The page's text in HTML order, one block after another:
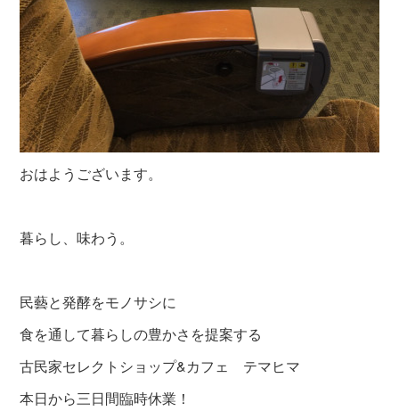
おはようございます。
暮らし、味わう。
民藝と発酵をモノサシに
食を通して暮らしの豊かさを提案する
古民家セレクトショップ&カフェ テマヒマ
本日から三日間臨時休業！